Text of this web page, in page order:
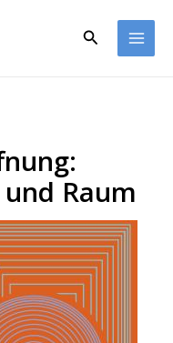
Suchen
Raum